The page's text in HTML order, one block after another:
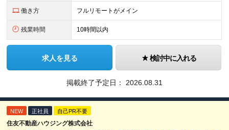
働き方 フルリモートがメイン
残業時間 10時間以内
求人を見る 検討中に入れる
掲載終了予定日： 2026.08.31
NEW 正社員 自己PR不要
住友不動産ハウジング株式会社